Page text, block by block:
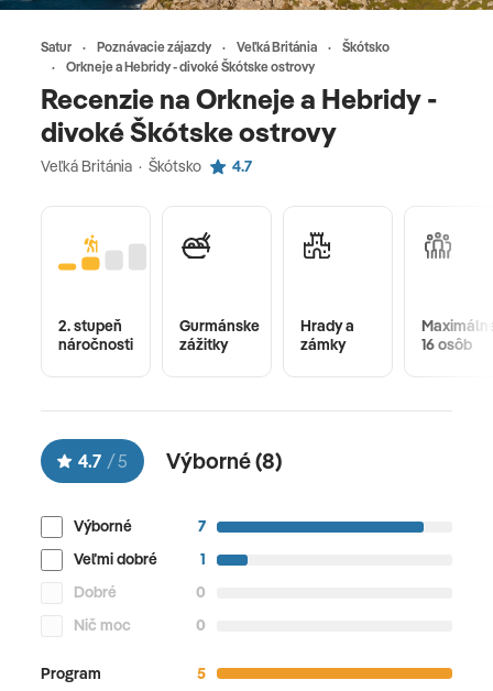
Satur Poznávacie zájazdy Veľká Británia
Škótsko
Orkneje a Hebridy - divoké Škótske ostrovy
Recenzie na Orkneje a Hebridy -
divoké Škótske ostrovy
Veľká Británia · Škótsko 4.7
2. stupeň
náročnosti
Gurmánske
zážitky
Hrady a
zámky
16 osôb
4.7 /5 Výborné (8)
Výborné
7
Veľmi dobré
1
Dobré
0
Nič moc
0
Program
5